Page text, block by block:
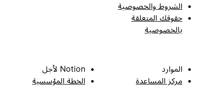
الشروط والخصوصية
حقوقك المتعلقة
بالخصوصية
الموارد
مركز المساعدة
Notion لأجل
الخطة المؤسسية